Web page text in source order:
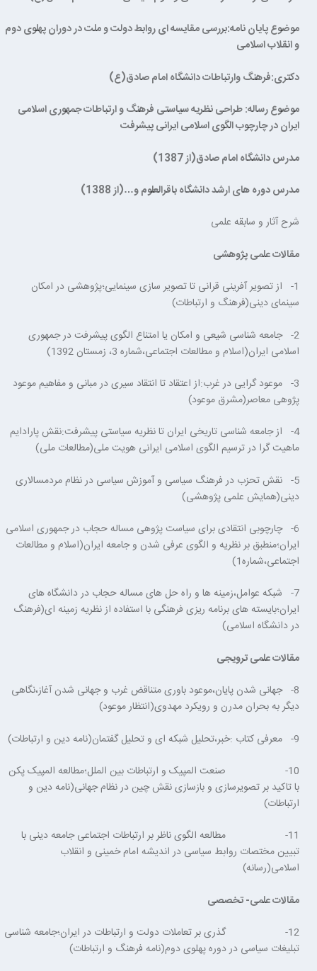
موضوع پایان نامه:بررسی مقایسه ای روابط دولت و ملت در دوران پهلوی دوم
و انقلاب اسلامی
دکتری:فرهنگ وارتباطات دانشگاه امام صادق(ع)
موضوع رساله: طراحی نظریه سیاستی فرهنگ و ارتباطات جمهوری اسلامی
ایران در چارچوب الگوی اسلامی ایرانی پیشرفت
مدرس دانشگاه امام صادق(از 1387)
مدرس دوره های ارشد دانشگاه باقرالعلوم و…(از 1388)
شرح آثار و سابقه علمی
مقالات علمی پژوهشی
1- از تصویر آفرینی قرانی تا تصویر سازی سینمایی؛پژوهشی در امکان
سینمای دینی(فرهنگ و ارتباطات)
2- جامعه شناسی شیعی و امکان یا امتناع الگوی پیشرفت در جمهوری
اسلامی ایران(اسلام و مطالعات اجتماعی،شماره 3، زمستان 1392)
3- موعود گرایی در غرب:از اعتقاد تا انتقاد سیری در مبانی و مفاهیم موعود
پژوهی معاصر(مشرق موعود)
4- از جامعه شناسی تاریخی ایران تا نظریه سیاستی پیشرفت:نقش پارادایم
ماهیت گرا در ترسیم الگوی اسلامی ایرانی هویت ملی(مطالعات ملی)
5- نقش تحزب در فرهنگ سیاسی و آموزش سیاسی در نظام مردمسالاری
دینی(همایش علمی پژوهشی)
6- چارچوبی انتقادی برای سیاست پژوهی مساله حجاب در جمهوری اسلامی
ایران؛منطبق بر نظریه و الگوی عرفی شدن و جامعه ایران(اسلام و مطالعات
اجتماعی،شماره1)
7- شبکه عوامل،زمینه ها و راه حل های مساله حجاب در دانشگاه های
ایران؛بایسته های برنامه ریزی فرهنگی با استفاده از نظریه زمینه ای(فرهنگ
در دانشگاه اسلامی)
مقالات علمی ترویجی
8- جهانی شدن پایان،موعود باوری متناقض غرب و جهانی شدن آغاز،نگاهی
دیگر به بحران مدرن و رویکرد مهدوی(انتظار موعود)
9- معرفی کتاب :خبر،تحلیل شبکه ای و تحلیل گفتمان(نامه دین و ارتباطات)
10- صنعت المپیک و ارتباطات بین الملل؛مطالعه المپیک پکن
با تاکید بر تصویرسازی و بازسازی نقش چین در نظام جهانی(نامه دین و
ارتباطات)
11- مطالعه الگوی ناظر بر ارتباطات اجتماعی جامعه دینی با
تبیین مختصات روابط سیاسی در اندیشه امام خمینی و انقلاب
اسلامی(رسانه)
مقالات علمی- تخصصی
12- گذری بر تعاملات دولت و ارتباطات در ایران؛جامعه شناسی
تبلیغات سیاسی در دوره پهلوی دوم(نامه فرهنگ و ارتباطات)